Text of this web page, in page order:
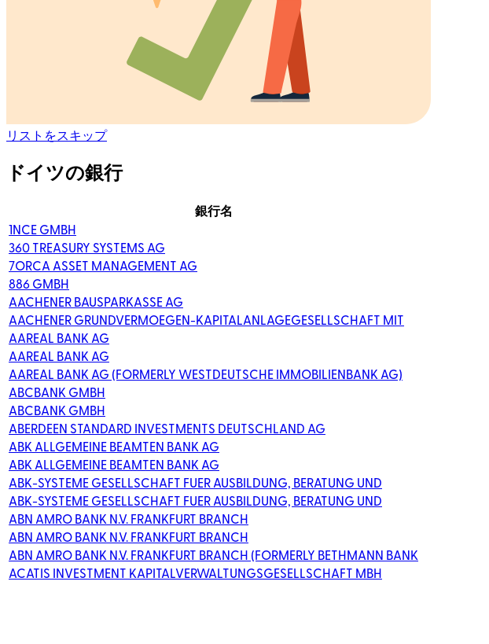
リストをスキップ
ドイツの銀行
銀行名
1NCE GMBH
360 TREASURY SYSTEMS AG
7ORCA ASSET MANAGEMENT AG
886 GMBH
AACHENER BAUSPARKASSE AG
AACHENER GRUNDVERMOEGEN-KAPITALANLAGEGESELLSCHAFT MIT
AAREAL BANK AG
AAREAL BANK AG
AAREAL BANK AG (FORMERLY WESTDEUTSCHE IMMOBILIENBANK AG)
ABCBANK GMBH
ABCBANK GMBH
ABERDEEN STANDARD INVESTMENTS DEUTSCHLAND AG
ABK ALLGEMEINE BEAMTEN BANK AG
ABK ALLGEMEINE BEAMTEN BANK AG
ABK-SYSTEME GESELLSCHAFT FUER AUSBILDUNG, BERATUNG UND
ABK-SYSTEME GESELLSCHAFT FUER AUSBILDUNG, BERATUNG UND
ABN AMRO BANK N.V. FRANKFURT BRANCH
ABN AMRO BANK N.V. FRANKFURT BRANCH
ABN AMRO BANK N.V. FRANKFURT BRANCH (FORMERLY BETHMANN BANK
ACATIS INVESTMENT KAPITALVERWALTUNGSGESELLSCHAFT MBH